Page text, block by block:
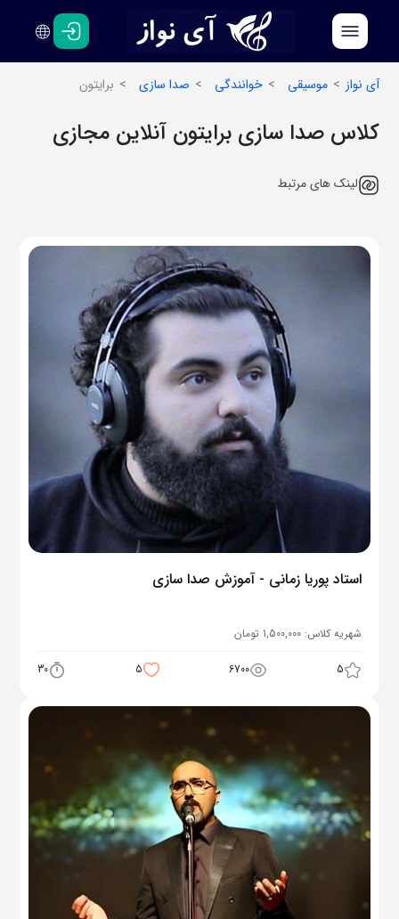
فارسی
انگلیسی
آی نواز
موسیقی خوانندگی صدا سازی برایتون
کلاس صدا سازی برایتون آنلاین مجازی
لینک های مرتبط
استاد پوریا زمانی - آموزش صدا سازی
شهریه کلاس: 1,500,000 تومان
5
6700
5
30